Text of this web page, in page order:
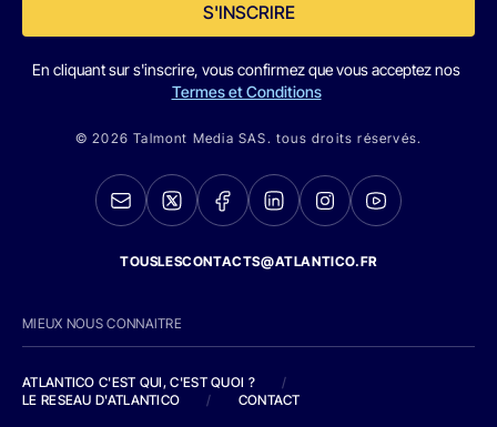
S'INSCRIRE
En cliquant sur s'inscrire, vous confirmez que vous acceptez nos
Termes et Conditions
© 2026 Talmont Media SAS. tous droits réservés.
TOUSLESCONTACTS@ATLANTICO.FR
MIEUX NOUS CONNAITRE
ATLANTICO C'EST QUI, C'EST QUOI ?
/
LE RESEAU D'ATLANTICO
/ CONTACT